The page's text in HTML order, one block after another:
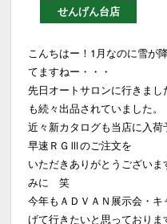
せんげん台店
こんちはー！1月なのに雪が
てますねー・・・
先日オートサロンに行きま
も続々出品されていました。
近々新カタログも当店に入
早速ＲＧⅢのご注文を
いただきありがとうござい
みに 笑
今年もＡＤＶＡＮ展示会・
げて行きたいと思っておりま